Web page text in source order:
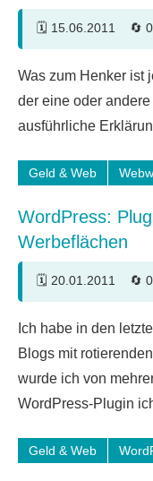
15.06.2011
Kommentare
Was zum Henker ist
der eine oder
ausführliche
Geld & Web
WordPress:
Werbeflächen
20.01.2011
Kommentare
Ich habe in den
Blogs mit
wurde ich von
WordPress-Plugin
Geld & Web